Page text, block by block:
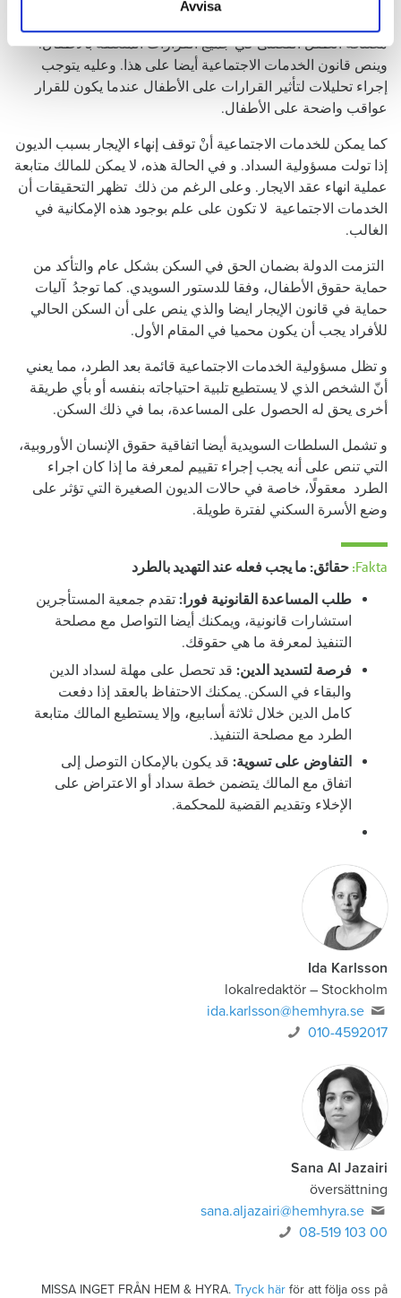
Avvisa
مصلحة الطفل الفضلى في جميع القرارات المتعلقة بالأطفال.
وينص قانون الخدمات الاجتماعية أيضا على هذا. وعليه يتوجب
إجراء تحليلات لتأثير القرارات على الأطفال عندما يكون للقرار
عواقب واضحة على الأطفال.
كما يمكن للخدمات الاجتماعية أنْ توقف إنهاء الإيجار بسبب الديون
إذا تولت مسؤولية السداد. و في الحالة هذه، لا يمكن للمالك متابعة
عملية انهاء عقد الايجار. وعلى الرغم من ذلك تظهر التحقيقات أن
الخدمات الاجتماعية لا تكون على علم بوجود هذه الإمكانية في
الغالب.
التزمت الدولة بضمان الحق في السكن بشكل عام والتأكد من
حماية حقوق الأطفال، وفقا للدستور السويدي. كما توجدُ آليات
حماية في قانون الإيجار ايضا والذي ينص على أن السكن الحالي
للأفراد يجب أن يكون محميا في المقام الأول.
و تظل مسؤولية الخدمات الاجتماعية قائمة بعد الطرد، مما يعني
أنّ الشخص الذي لا يستطيع تلبية احتياجاته بنفسه أو بأي طريقة
أخرى يحق له الحصول على المساعدة، بما في ذلك السكن.
و تشمل السلطات السويدية أيضا اتفاقية حقوق الإنسان الأوروبية،
التي تنص على أنه يجب إجراء تقييم لمعرفة ما إذا كان اجراء
الطرد معقولًا، خاصة في حالات الديون الصغيرة التي تؤثر على
وضع الأسرة السكني لفترة طويلة.
Fakta: حقائق: ما يجب فعله عند التهديد بالطرد
طلب المساعدة القانونية فورا: تقدم جمعية المستأجرين
استشارات قانونية، ويمكنك أيضا التواصل مع مصلحة
التنفيذ لمعرفة ما هي حقوقك.
فرصة لتسديد الدين: قد تحصل على مهلة لسداد الدين
والبقاء في السكن. يمكنك الاحتفاظ بالعقد إذا دفعت
كامل الدين خلال ثلاثة أسابيع، وإلا يستطيع المالك متابعة
الطرد مع مصلحة التنفيذ.
التفاوض على تسوية: قد يكون بالإمكان التوصل إلى
اتفاق مع المالك يتضمن خطة سداد أو الاعتراض على
الإخلاء وتقديم القضية للمحكمة.
Ida Karlsson
lokalredaktör – Stockholm
ida.karlsson@hemhyra.se
010-4592017
Sana Al Jazairi
översättning
sana.aljazairi@hemhyra.se
08-519 103 00
MISSA INGET FRÅN HEM & HYRA. Tryck här för att följa oss på